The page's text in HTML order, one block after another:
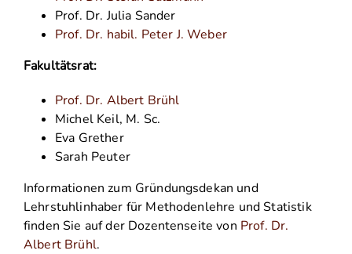
Prof. Dr. Julia Sander
Prof. Dr. habil. Peter J. Weber
Fakultätsrat:
Prof. Dr. Albert Brühl
Michel Keil, M. Sc.
Eva Grether
Sarah Peuter
Informationen zum Gründungsdekan und
Lehrstuhlinhaber für Methodenlehre und Statistik
finden Sie auf der Dozentenseite von Prof. Dr.
Albert Brühl.